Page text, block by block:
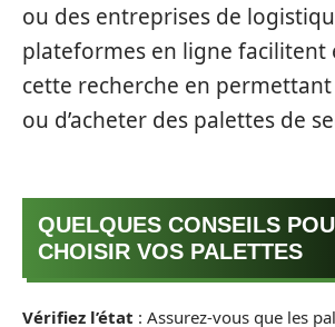
ou des entreprises de
plateformes en ligne facilitent
cette recherche en permettant
ou d’acheter des palettes de
QUELQUES CONSEILS
CHOISIR VOS PALETTES
Vérifiez l’état : Assurez-vous que les